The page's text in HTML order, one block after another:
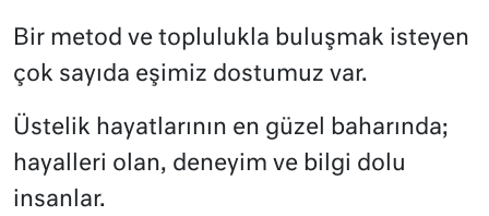
Bir metod ve toplulukla buluşmak isteyen
çok sayıda eşimiz dostumuz var.
Üstelik hayatlarının en güzel baharında;
hayalleri olan, deneyim ve bilgi dolu
insanlar.